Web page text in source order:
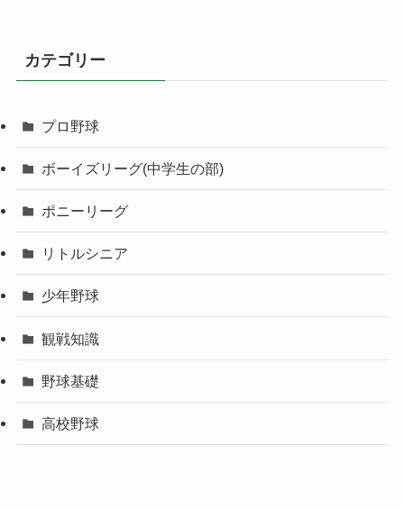
カテゴリー
プロ野球
ボーイズリーグ(中学生の部)
ポニーリーグ
リトルシニア
少年野球
観戦知識
野球基礎
高校野球